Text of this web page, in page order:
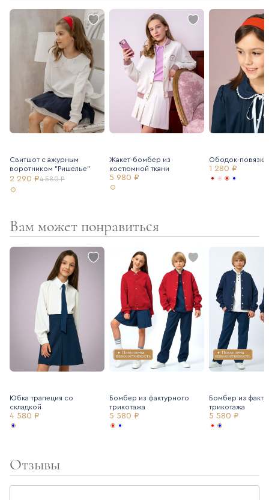
- подклад – хлопок
- резинка в поясе в задней части юбки
- регулирующаяся резинка в поясе
- кокетка
- боковая молния
Для создания праздничного образа рекомендуем подъюбник
Свитшот с ажурным
воротником "Ришелье"
2 290 ₽4 580 ₽
Жакет-бомбер из
костюмной ткани
5 980 ₽
Ободок-повязка
1 280 ₽
Вам может понравиться
Юбка трапеция со
складкой
4 580 ₽
Бомбер из фактурного
трикотажа
5 580 ₽
Бомбер из
трикотажа
5 580 ₽
Отзывы